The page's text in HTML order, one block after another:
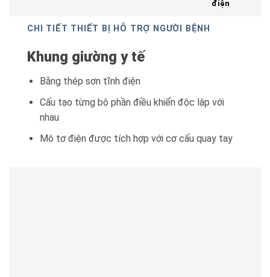
CHI TIẾT THIẾT BỊ HỖ TRỢ NGƯỜI BỆNH
Khung giường y tế
Bằng thép sơn tĩnh điện
Cấu tạo từng bộ phần điều khiển độc lập với
nhau
Mô tơ điện được tích hợp với cơ cấu quay tay
điện